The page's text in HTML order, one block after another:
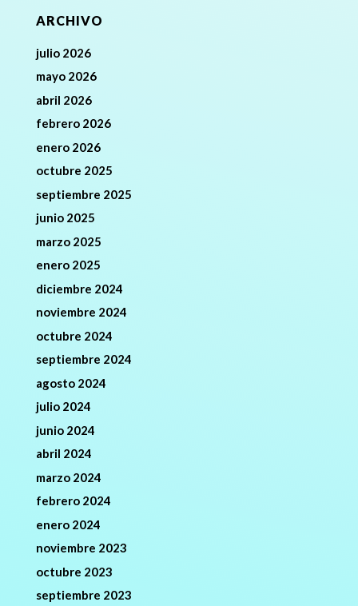
ARCHIVO
julio 2026
mayo 2026
abril 2026
febrero 2026
enero 2026
octubre 2025
septiembre 2025
junio 2025
marzo 2025
enero 2025
diciembre 2024
noviembre 2024
octubre 2024
septiembre 2024
agosto 2024
julio 2024
junio 2024
abril 2024
marzo 2024
febrero 2024
enero 2024
noviembre 2023
octubre 2023
septiembre 2023